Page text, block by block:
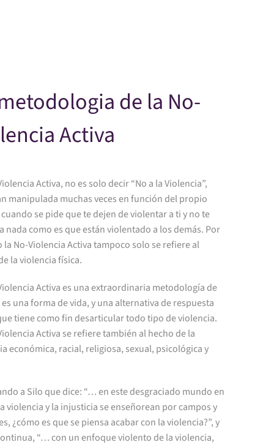
de la No-
Activa
Activa, no es solo decir “No a la Violencia”,
manipulada muchas veces en función del propio
se pide que te dejen de violentar a ti y no te
nada como es que están violentado a los demás. Por
la No-Violencia Activa tampoco solo se refiere al
la violencia física.
Activa es una extraordinaria metodología de
una forma de vida, y una alternativa de respuesta
tiene como fin desarticular todo tipo de violencia.
Activa se refiere también al hecho de la
económica, racial, religiosa, sexual, psicológica y
a Silo que dice: “… en este desgraciado mundo en
violencia y la injusticia se enseñorean por campos y
¿cómo es que se piensa acabar con la violencia?”, y
“… con un enfoque violento de la violencia,